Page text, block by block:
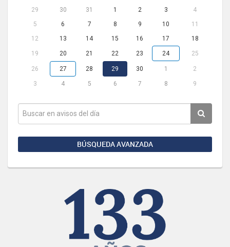
29 30 31 1 2 3
4
5
6 7 8 9 10
11
12
13 14 15 16 17 18
19 20 21 22 23 24 25
26 27 28 29 30 1 2
3 4 5 6 7 8 9
BÚSQUEDA AVANZADA